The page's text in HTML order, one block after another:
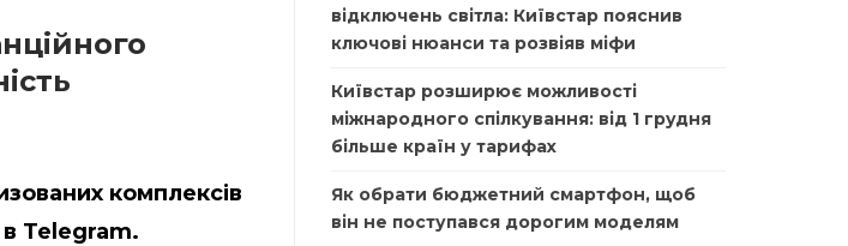
комплексів
в Telegram.
відключень світла: Київстар пояснив
ключові нюанси та розвіяв міфи
Київстар розширює можливості
міжнародного спілкування: від 1 грудня
більше країн у тарифах
Як обрати бюджетний смартфон, щоб
він не поступався дорогим моделям